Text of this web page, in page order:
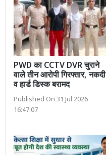
PWD का CCTV DVR चुराने
वाले तीन आरोपी गिरफ्तार, नकदी
व हार्ड डिस्क बरामद
Published On 31 Jul 2026
16:47:07